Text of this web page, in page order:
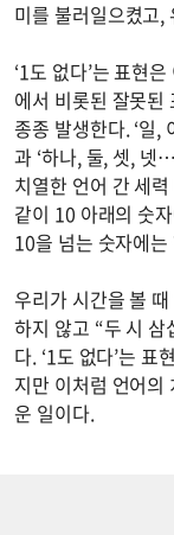
미를 불러일으켰고,
‘1도 없다’는 표현
에서 비롯된 잘못된
종종 발생한다. ‘일,
과 ‘하나, 둘, 셋, 넷
치열한 언어 간 세
같이 10 아래의 숫
10을 넘는 숫자에
우리가 시간을 볼
하지 않고 “두 시
다. ‘1도 없다’는
지만 이처럼 언어의
운 일이다.